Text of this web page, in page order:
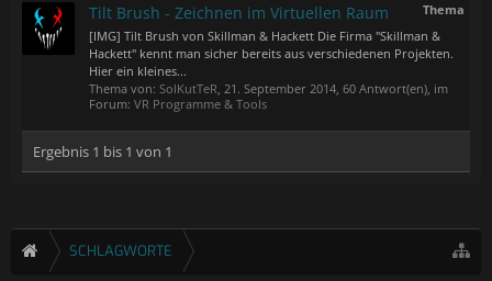
Thema
Tilt Brush - Zeichnen im Virtuellen Raum
[IMG] Tilt Brush von Skillman & Hackett Die Firma "Skillman &
Hackett" kennt man sicher bereits aus verschiedenen Projekten.
Hier ein kleines...
Thema von: SolKutTeR, 21. September 2014, 60 Antwort(en), im
Forum: VR Programme & Tools
Ergebnis 1 bis 1 von 1
SCHLAGWORTE